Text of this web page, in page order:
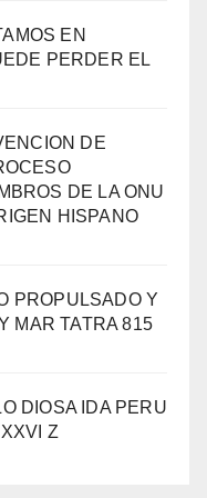
EN
PERDER EL
DE
DE LA ONU
HISPANO
PROPULSADO Y
MAR TATRA 815
DIOSA IDA PERU
Z